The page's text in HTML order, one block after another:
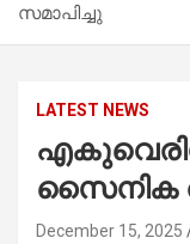
സമാപിച്ചു
LATEST NEWS
സൈനിക
December 15, 2025